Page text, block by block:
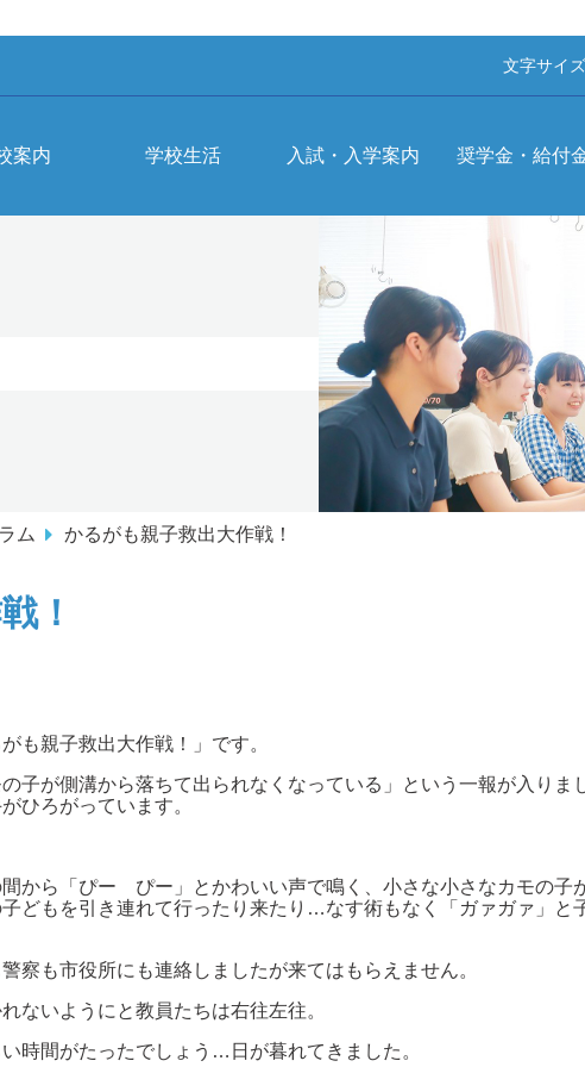
文字サイズ
案内 学校生活 入試・入学案内 奨学金・給付
ム かるがも親子救出大作戦！
！
も親子救出大作戦！」です。
子が側溝から落ちて出られなくなっている」という一報が入りま
ひろがっています。
から「ぴー ぴー」とかわいい声で鳴く、小さな小さなカモの子
どもを引き連れて行ったり来たり…なす術もなく「ガァガァ」と
察も市役所にも連絡しましたが来てはもらえません。
ないようにと教員たちは右往左往。
時間がたったでしょう…日が暮れてきました。